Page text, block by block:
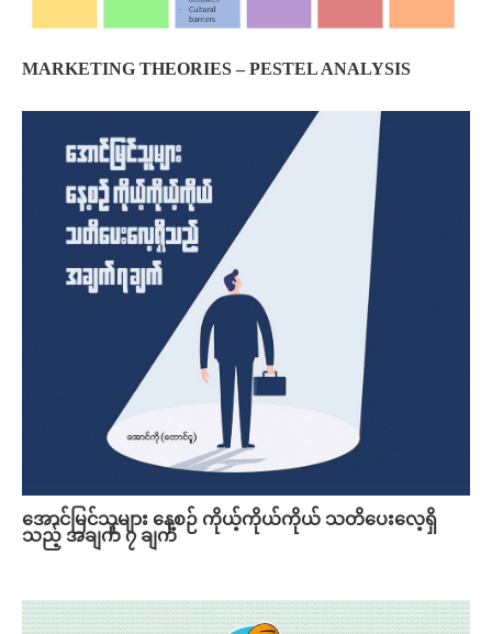
MARKETING THEORIES – PESTEL ANALYSIS
အောင်မြင်သူများ နေ့စဉ် ကိုယ့်ကိုယ်ကိုယ် သတိပေးလေ့ရှိ
သည့် အချက် ၇ ချက်